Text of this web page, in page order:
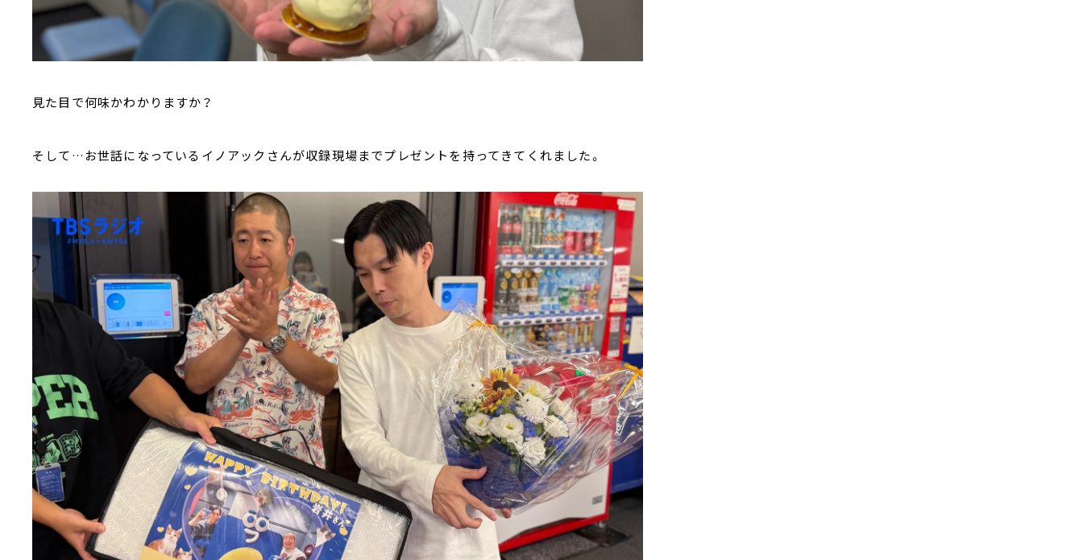
見た目で何味かわかりますか？
そして…お世話になっているイノアックさんが収録現場までプレゼントを持ってきてくれました。